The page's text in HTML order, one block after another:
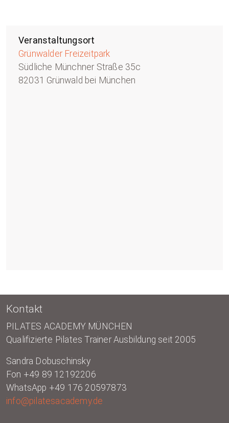
Veranstaltungsort
Grünwalder Freizeitpark
Südliche Münchner Straße 35c
82031 Grünwald bei München
Kontakt
PILATES ACADEMY MÜNCHEN
Qualifizierte Pilates Trainer Ausbildung seit 2005
Sandra Dobuschinsky
Fon +49 89 12192206
WhatsApp +49 176 20597873
info@pilatesacademy.de